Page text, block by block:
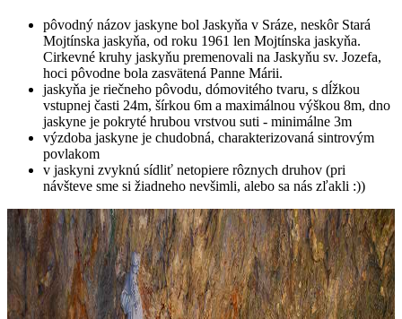
pôvodný názov jaskyne bol Jaskyňa v Sráze, neskôr Stará
Mojtínska jaskyňa, od roku 1961 len Mojtínska jaskyňa.
Cirkevné kruhy jaskyňu premenovali na Jaskyňu sv. Jozefa,
hoci pôvodne bola zasvätená Panne Márii.
jaskyňa je riečneho pôvodu, dómovitého tvaru, s dĺžkou
vstupnej časti 24m, šírkou 6m a maximálnou výškou 8m, dno
jaskyne je pokryté hrubou vrstvou suti - minimálne 3m
výzdoba jaskyne je chudobná, charakterizovaná sintrovým
povlakom
v jaskyni zvyknú sídliť netopiere rôznych druhov (pri
návšteve sme si žiadneho nevšimli, alebo sa nás zľakli :))